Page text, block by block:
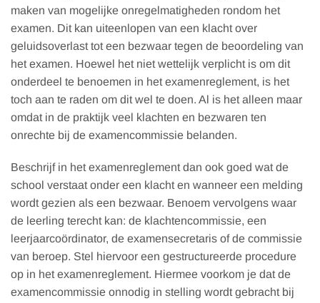
maken van mogelijke onregelmatigheden rondom het
examen. Dit kan uiteenlopen van een klacht over
geluidsoverlast tot een bezwaar tegen de beoordeling van
het examen. Hoewel het niet wettelijk verplicht is om dit
onderdeel te benoemen in het examenreglement, is het
toch aan te raden om dit wel te doen. Al is het alleen maar
omdat in de praktijk veel klachten en bezwaren ten
onrechte bij de examencommissie belanden.
Beschrijf in het examenreglement dan ook goed wat de
school verstaat onder een klacht en wanneer een melding
wordt gezien als een bezwaar. Benoem vervolgens waar
de leerling terecht kan: de klachtencommissie, een
leerjaarcoördinator, de examensecretaris of de commissie
van beroep. Stel hiervoor een gestructureerde procedure
op in het examenreglement. Hiermee voorkom je dat de
examencommissie onnodig in stelling wordt gebracht bij